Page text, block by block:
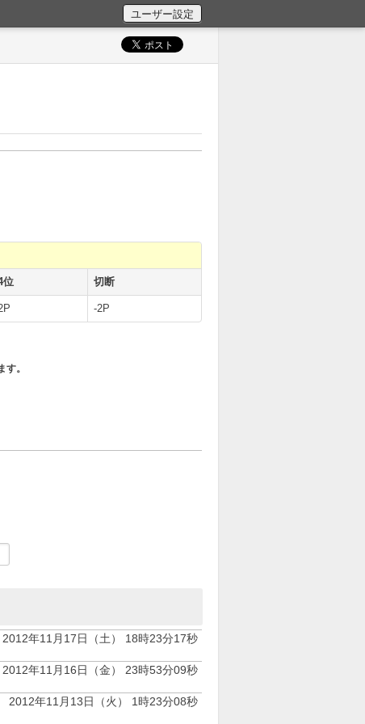
位 切断
-2P
。
2012年11月17日（土） 18時23分17秒
2012年11月16日（金） 23時53分09秒
2012年11月13日（火） 1時23分08秒